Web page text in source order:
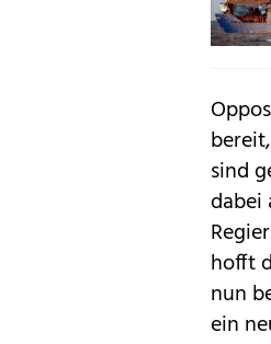
sind
dabei
hofft
nun
ein